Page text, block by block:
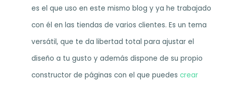
es el que uso en este mismo blog y ya he trabajado
con él en las tiendas de varios clientes. Es un tema
versátil, que te da libertad total para ajustar el
diseño a tu gusto y además dispone de su propio
constructor de páginas con el que puedescrear